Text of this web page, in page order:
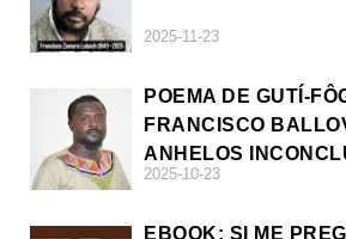
2025-11-23
POEMA DE GUTÍ-
FRANCISCO
ANHELOS
2025-10-23
EBOOK: SI ME